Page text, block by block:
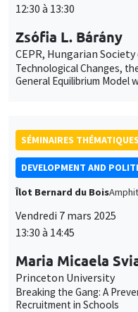
12:30 à 13:30
Zsófia L. Bárány
CEPR, Hungarian
Technological Changes,
General Equilibrium Model
SÉMINAIRES THÉMATIQUES
DEVELOPMENT AND
Îlot Bernard du Bois
Vendredi 7 mars 2025
13:30 à 14:45
Maria Micaela
Princeton University
Breaking the Gang: A
Recruitment in Schools